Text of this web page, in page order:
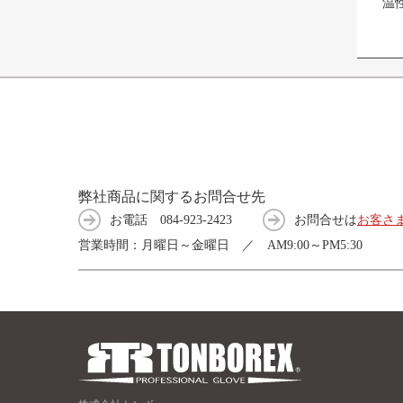
温
弊社商品に関するお問合せ先
お電話 084-923-2423 お問合せはお客さ
営業時間：月曜日～金曜日 ／ AM9:00～PM5:30